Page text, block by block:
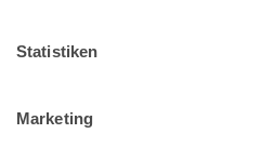
Statistiken
Marketing
Muster Widerrufsformular (PDF)
Barrierefreiheit